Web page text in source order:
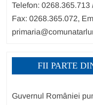
Telefon: 0268.365.713
Fax: 0268.365.072,
FII PARTE
Guvernul României